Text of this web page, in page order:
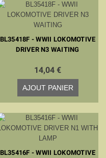
BL35418F - WWII LOKOMOTIVE
DRIVER N3 WAITING
14,04 €
AJOUT PANIER
BL35416F - WWII LOKOMOTIVE